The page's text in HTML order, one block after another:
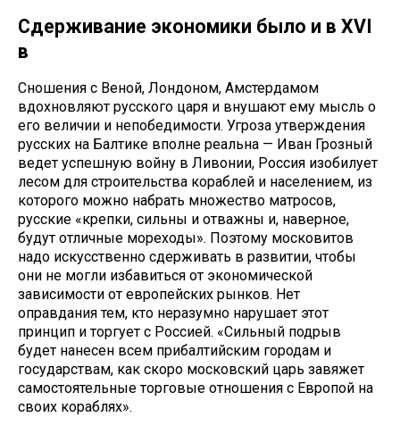
Сдерживание экономики было и в XVI
в
Сношения с Веной, Лондоном, Амстердамом
вдохновляют русского царя и внушают ему мысль о
его величии и непобедимости. Угроза утверждения
русских на Балтике вполне реальна — Иван Грозный
ведет успешную войну в Ливонии, Россия изобилует
лесом для строительства кораблей и населением, из
которого можно набрать множество матросов,
русские «крепки, сильны и отважны и, наверное,
будут отличные мореходы». Поэтому московитов
надо искусственно сдерживать в развитии, чтобы
они не могли избавиться от экономической
зависимости от европейских рынков. Нет
оправдания тем, кто неразумно нарушает этот
принцип и торгует с Россией. «Сильный подрыв
будет нанесен всем прибалтийским городам и
государствам, как скоро московский царь завяжет
самостоятельные торговые отношения с Европой на
своих кораблях».